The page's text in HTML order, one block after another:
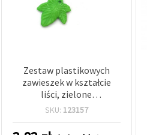
Zestaw plastikowych
zawieszek w kształcie
liści, zielone
nieprzezroczyste,
mm, 20 g (~59 szt.) – do
SKU: 123157